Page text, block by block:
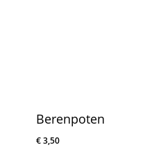
Berenpoten
€3,50